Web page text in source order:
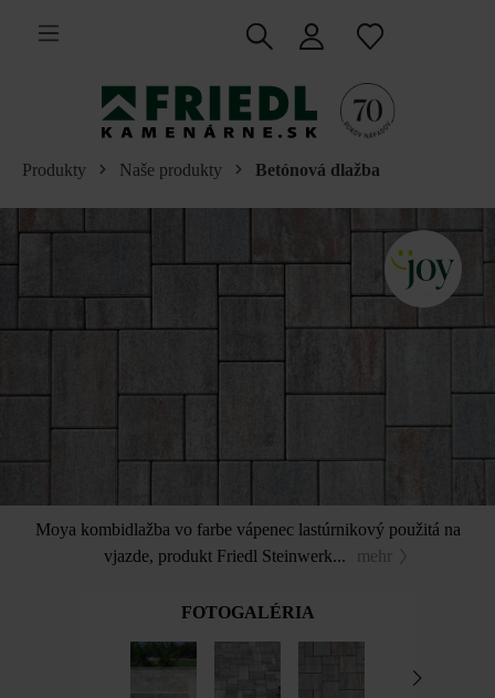
hlavný obsah
Produkty Naše produkty Betónová dlažba
Moya kombidlažba vo farbe vápenec lastúrnikový použitá na
vjazde, produkt Friedl Steinwerk...
mehr
FOTOGALÉRIA